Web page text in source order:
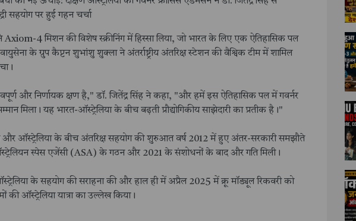
सहयोग पर हुई गहन चर्चा
Axiom-4 मिशन की विशेष स्क्रीनिंग में हिस्सा लिया, जो भारत के लिए एक ऐतिहासिक पल
के ग्रुप कैप्टन शुभांशु शुक्ला ने अंतर्राष्ट्रीय अंतरिक्ष स्टेशन की वैश्विक टीम में शामिल
और निर्णायक क्षण है," डॉ. जितेंद्र सिंह ने कहा, "और हमें इस ऐतिहासिक पल में गवर्नर
मिला। यह भारत-ऑस्ट्रेलिया के बीच बढ़ती प्रौद्योगिकीय साझेदारी का प्रतीक है।"
और ऑस्ट्रेलिया के बीच अंतरिक्ष सहयोग की शुरुआत वर्ष 2012 में हुए अंतर-सरकारी समझौते
स्पेस एजेंसी (ASA) के गठन और 2021 के संशोधनों के बाद और गति मिली।
के सहयोग की सराहना की और हाल ही में अप्रैल 2025 में क्रू मॉड्यूल रिकवरी को
की ऑस्ट्रेलिया यात्रा का उल्लेख किया।